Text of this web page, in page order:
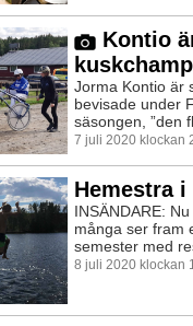
Kontio
Jorma Kontio är
bevisade under
säsongen, ”den
7 juli 2020 klockan
Hemestra
INSÄNDARE:
många ser fram
semester med
8 juli 2020 klockan